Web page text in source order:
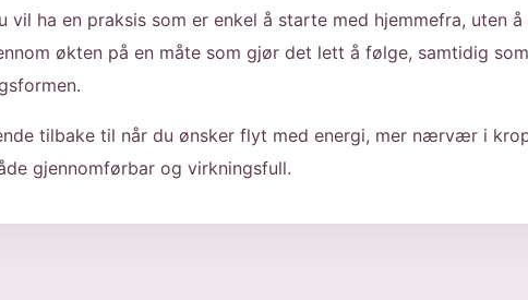
vil ha en praksis som er enkel å starte med hjemmefra, uten
økten på en måte som gjør det lett å følge, samtidig
tilbake til når du ønsker flyt med energi, mer nærvær i
gjennomførbar og virkningsfull.